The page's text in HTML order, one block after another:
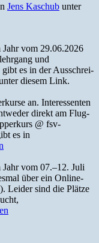
Jens Kaschub unter
vom 29.06.2026
und
gibt es in der Auss­chrei­
diesem Link.
an. Inter­essen­ten
direkt am Flug­
@ fsv-
es in
vom 07.–12. Juli
über ein Online-
Lei­der sind die Plätze